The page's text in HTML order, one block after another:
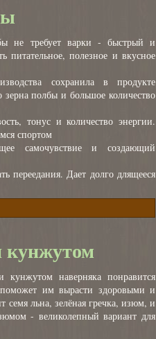
не требует варки - быстрый и
питательное, полезное и вкусное
сохранила в продукте
зерна полбы и большое количество
тонус и количество энергии.
спортом
самочувствие и создающий
переедания. Дает долго длящееся
наверняка понравится
им вырасти здоровыми и
семя льна, зелёная гречка, изюм, и
- великолепный вариант для